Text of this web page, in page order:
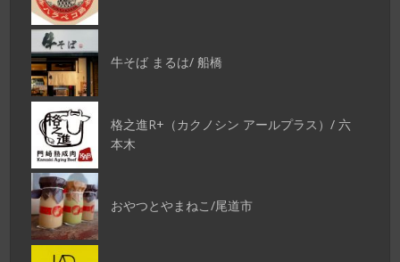
牛そば まるは/ 船橋
格之進R+（カクノシン アールプラス）/ 六
本木
おやつとやまねこ/尾道市